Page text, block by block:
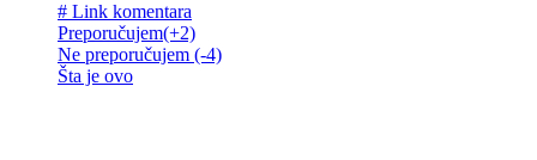
# Link komentara
Preporučujem(+2)
Ne preporučujem (-4)
Šta je ovo